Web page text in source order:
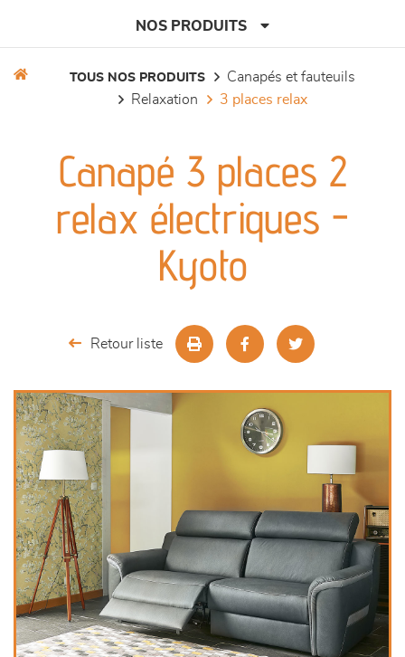
NOS PRODUITS
séjours
meubles de complément
chambres et dressing
TOUS NOS PRODUITS
canapés et fauteuils
relaxation
3 places relax
Canapé 3 places 2
relax électriques -
Kyoto
Retour liste